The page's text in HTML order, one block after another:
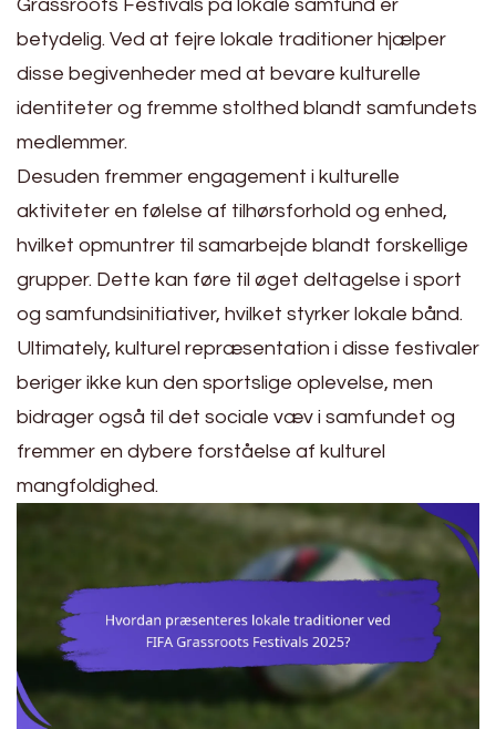
Grassroots Festivals på lokale samfund er
betydelig. Ved at fejre lokale traditioner hjælper
disse begivenheder med at bevare kulturelle
identiteter og fremme stolthed blandt samfundets
medlemmer.
Desuden fremmer engagement i kulturelle
aktiviteter en følelse af tilhørsforhold og enhed,
hvilket opmuntrer til samarbejde blandt forskellige
grupper. Dette kan føre til øget deltagelse i sport
og samfundsinitiativer, hvilket styrker lokale bånd.
Ultimately, kulturel repræsentation i disse festivaler
beriger ikke kun den sportslige oplevelse, men
bidrager også til det sociale væv i samfundet og
fremmer en dybere forståelse af kulturel
mangfoldighed.